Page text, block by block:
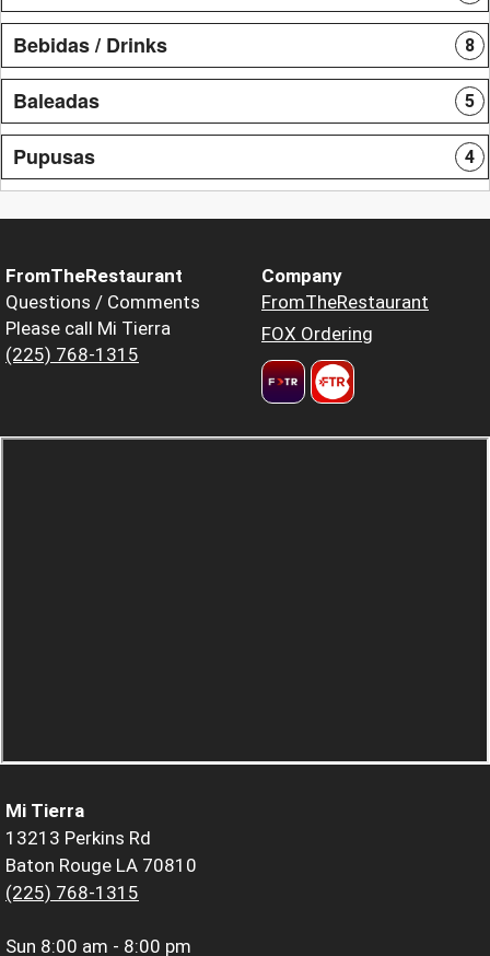
Bebidas / Drinks 8
Baleadas 5
Pupusas 4
FromTheRestaurant
Questions / Comments
Please call Mi Tierra
(225) 768-1315
Company
FromTheRestaurant
FOX Ordering
Mi Tierra
13213 Perkins Rd
Baton Rouge LA 70810
(225) 768-1315
Sun 8:00 am - 8:00 pm